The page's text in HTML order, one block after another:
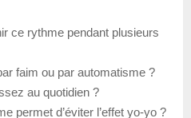
ce rythme pendant plusieurs
faim ou par automatisme ?
au quotidien ?
permet d’éviter l’effet yo-yo ?